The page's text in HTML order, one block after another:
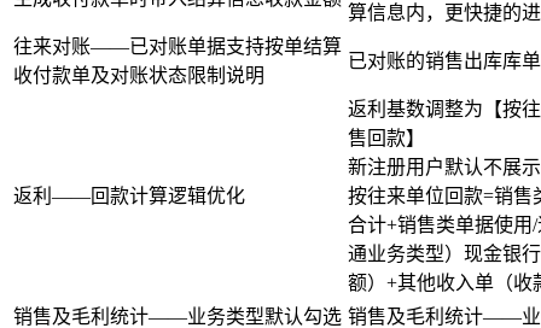
算信息内，更快捷的
往来对账——已对账单据支持按单结算
收付款单及对账状态限制说明
已对账的销售出库库
返利——回款计算逻辑优化
返利基数调整为【按
售回款】
新注册用户默认不展
按往来单位回款=销售
合计+销售类单据使用
通业务类型）现金银
额）+其他收入单（收
销售及毛利统计——业务类型默认勾选 销售及毛利统计——业